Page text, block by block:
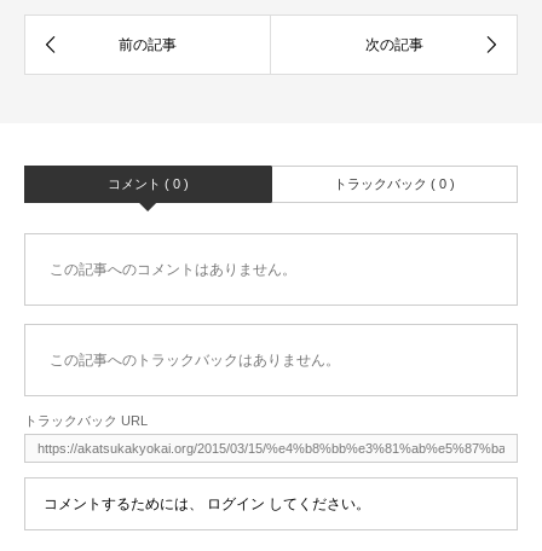
コメント ( 0 ) トラックバック ( 0 )
この記事へのコメントはありません。
この記事へのトラックバックはありません。
トラックバック URL
コメントするためには、 ログイン してください。